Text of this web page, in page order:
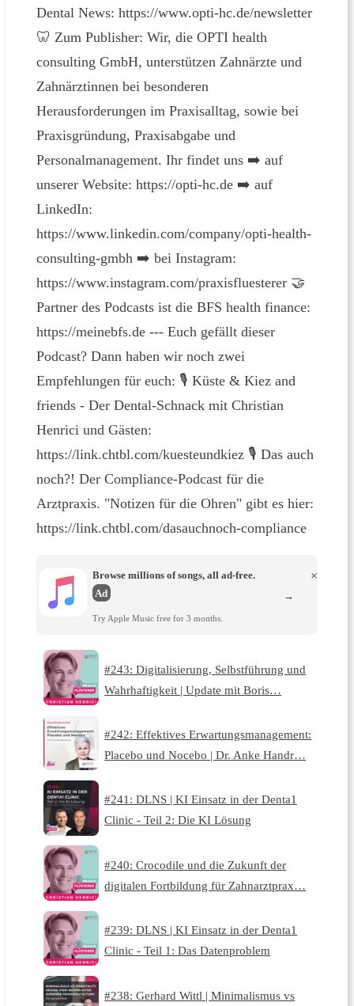
Dental News: https://www.opti-hc.de/newsletter
🦷 Zum Publisher: Wir, die OPTI health
consulting GmbH, unterstützen Zahnärzte und
Zahnärztinnen bei besonderen
Herausforderungen im Praxisalltag, sowie bei
Praxisgründung, Praxisabgabe und
Personalmanagement. Ihr findet uns ➡️ auf
unserer Website: https://opti-hc.de ➡️ auf
LinkedIn:
https://www.linkedin.com/company/opti-health-
consulting-gmbh ➡️ bei Instagram:
https://www.instagram.com/praxisfluesterer 🤝
Partner des Podcasts ist die BFS health finance:
https://meinebfs.de --- Euch gefällt dieser
Podcast? Dann haben wir noch zwei
Empfehlungen für euch: 🎙 Küste & Kiez and
friends - Der Dental-Schnack mit Christian
Henrici und Gästen:
https://link.chtbl.com/kuesteundkiez 🎙 Das auch
noch?! Der Compliance-Podcast für die
Arztpraxis. "Notizen für die Ohren" gibt es hier:
https://link.chtbl.com/dasauchnoch-compliance
Browse millions of songs, all ad-free.
Ad
Try Apple Music free for 3 months.
×
→
#243: Digitalisierung, Selbstführung und
Wahrhaftigkeit | Update mit Boris…
#242: Effektives Erwartungsmanagement:
Placebo und Nocebo | Dr. Anke Handr…
#241: DLNS | KI Einsatz in der Denta1
Clinic - Teil 2: Die KI Lösung
#240: Crocodile und die Zukunft der
digitalen Fortbildung für Zahnarztprax…
#239: DLNS | KI Einsatz in der Denta1
Clinic - Teil 1: Das Datenproblem
#238: Gerhard Wittl | Minimalismus vs